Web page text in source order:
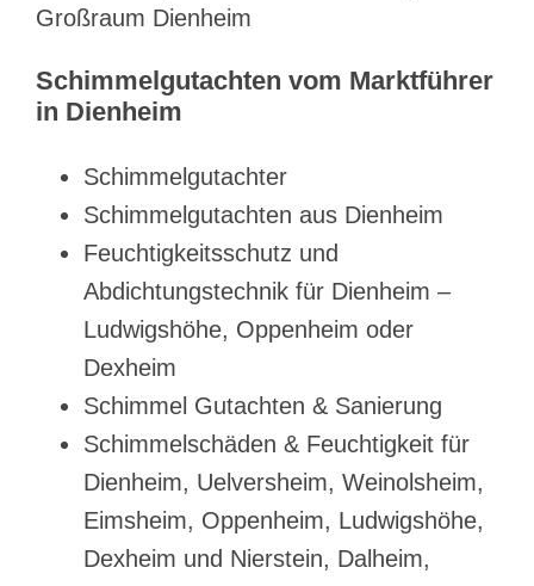
Großraum Dienheim
Schimmelgutachten vom Marktführer
in Dienheim
Schimmelgutachter
Schimmelgutachten aus Dienheim
Feuchtigkeitsschutz und
Abdichtungstechnik für Dienheim –
Ludwigshöhe, Oppenheim oder
Dexheim
Schimmel Gutachten & Sanierung
Schimmelschäden & Feuchtigkeit für
Dienheim, Uelversheim, Weinolsheim,
Eimsheim, Oppenheim, Ludwigshöhe,
Dexheim und Nierstein, Dalheim,